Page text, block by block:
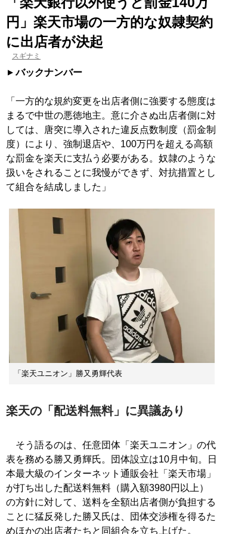
円」楽天市場の一方的な奴隷契約
に出店者が決起
スギナミ
バックナンバー
「一方的な規約変更を出店者側に強要する態度は
まるで中世の悪徳地主。意に介さぬ出店者側に対
しては、唐突に導入された違反点数制度（罰金制
度）により、強制退店や、100万円を超える高額
な罰金を楽天に支払う必要がある。奴隷のような
扱いをされることに我慢ができず、対抗措置とし
て組合を結成しました」
「楽天ユニオン」勝又勇輝代表
楽天の「配送料無料」に異議あり
そう語るのは、任意団体「楽天ユニオン」の代
表を務める勝又勇輝氏。団体設立は10月中旬。日
本最大級のインターネット通販会社「楽天市場」
が打ち出した配送料無料（購入額3980円以上）
の方針に対して、送料を全額出店者側が負担する
ことに猛反発した勝又氏は、団体交渉権を得るた
めほかの出店者たちと同組合を立ち上げた。